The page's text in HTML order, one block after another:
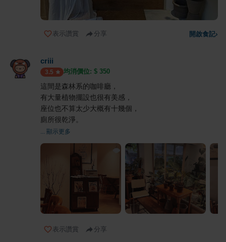
表示讚賞 分享 開啟食記›
criii
3.5 均消價位: $ 350
這間是森林系的咖啡廳，
有大量植物擺設也很有美感，
座位也不算太少大概有十幾個，
廁所很乾淨。
... 顯示更多
表示讚賞 分享